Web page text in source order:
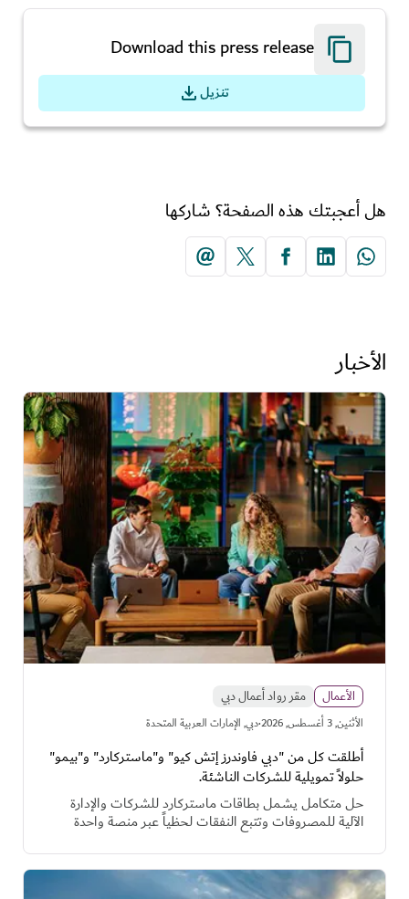
Download this press release
تنزيل
هل أعجبتك هذه الصفحة؟ شاركها
الأخبار
الأعمال مقر رواد أعمال دبي
اﻷثنين, 3 أغسطس, 2026 ·دبي, الإمارات العربية المتحدة
أطلقت كل من "دبي فاوندرز إتش كيو" و"ماستركارد" و"بيمو"
حلولاً تمويلية للشركات الناشئة.
حل متكامل يشمل بطاقات ماستركارد للشركات والإدارة
الآلية للمصروفات وتتبع النفقات لحظياً عبر منصة واحدة